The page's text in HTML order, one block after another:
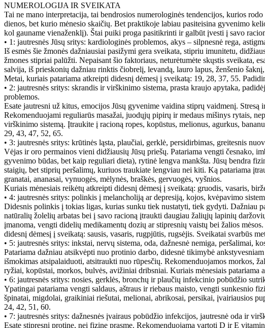
NUMEROLOGIJA IR SVEIKATA
Tai ne mano interpretacija, tai bendrosios numerologinės tendencijos, kurios
dienos, bet kurio mėnesio skaičių. Bet praktikoje labiau pasiteisina gyvenimo
kol gauname vienaženklį). Štai puiki proga pasitikrinti ir galbūt įvesti į savo
• 1: jautresnės Jūsų sritys: kardiologinės problemos, akys – silpnesnė rega,
Iš esmės šie žmonės dažniausiai pasižymi gera sveikata, stipriu imunitetu,
žmones stipriai palūžti. Nepaisant šio faktoriaus, neturėtumėte skųstis sveikata,
salvija, iš prieskonių dažniau rinktis čiobrelį, levandą, lauro lapus, ženšenio
Metai, kuriais patariama atkreipti didesnį dėmesį į sveikatą: 19, 28, 37, 55.
• 2: jautresnės sritys: skrandis ir virškinimo sistema, prasta kraujo apytaka,
problemos.
Esate jautresni už kitus, emocijos Jūsų gyvenime vaidina stiprų vaidmenį.
Rekomenduojami reguliarūs masažai, juodųjų pipirų ir medaus mišinys rytais,
virškinimo sistemą. Įtraukite į racioną ropes, kopūstus, melionus, agurkus,
29, 43, 47, 52, 65.
• 3: jautresnės sritys: krūtinės ląsta, plaučiai, gerklė, persidirbimas, greitesnis
Vėjas ir oro permainos vieni didžiausių Jūsų priešų. Patariama vengti česnako,
gyvenimo būdas, bet kaip reguliari dieta), rytinė lengva mankšta. Jūsų bendra
staigių, bet stiprių peršalimų, kuriuos traukiate lengviau nei kiti. Ką patariama
granatai, ananasai, vynuogės, mėlynės, braškės, gervuogės, vyšnios.
Kuriais mėnesiais reikėtų atkreipti didesnį dėmesį į sveikatą: gruodis, vasaris,
• 4: jautresnės sritys: polinkis į melancholiją ar depresiją, kojos, kvėpavimo
Didesnis polinkis į tokias ligas, kurias sunku tiek nustatyti, tiek gydyti. Dažniau
natūralių žolelių arbatas bei į savo racioną įtraukti daugiau žaliųjų lapinių
įmanoma, vengti didelių medikamentų dozių ar stipresnių vaistų bei žalios
didesnį dėmesį į sveikatą: sausis, vasaris, rugpjūtis, rugsėjis. Sveikatai svarbūs
• 5: jautresnės sritys: inkstai, nervų sistema, oda, dažnesnė nemiga, peršalimai,
Patariama dažniau atsikvėpti nuo protinio darbo, didesnė tikimybė
išmokimas atsipalaiduoti, atsitraukti nuo rūpesčių. Rekomenduojamos morkos,
ryžiai, kopūstai, morkos, bulvės, avižiniai dribsniai. Kuriais mėnesiais
• 6: jautresnės sritys: nosies, gerklės, bronchų ir plaučių infekcinio pobūdžio
Ypatingai patariama vengti saldaus, aštraus ir riebaus maisto, vengti sunkesnio
špinatai, migdolai, graikiniai riešutai, melionai, abrikosai, persikai, įvairiausios
24, 42, 51, 60.
• 7: jautresnės sritys: dažnesnės įvairaus pobūdžio infekcijos, jautresnė oda ir
Esate stipresni protine, nei fizine prasme. Rekomenduojama vartoti D ir E